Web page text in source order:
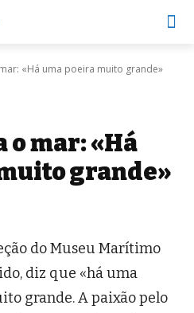
«Há uma poeira muito grande»
mar: «Há
grande»
do Museu Marítimo
diz que «há uma
grande. A paixão pelo